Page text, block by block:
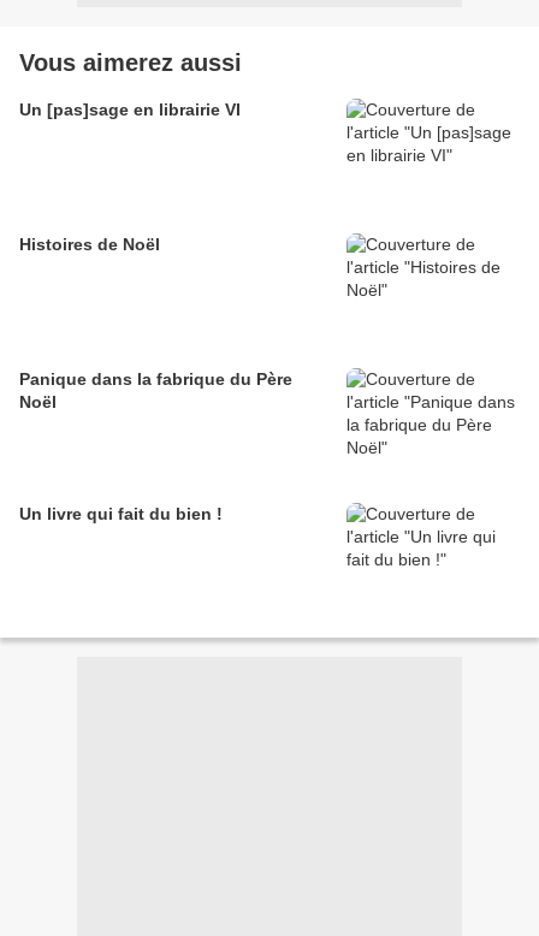
Vous aimerez aussi
Un [pas]sage en librairie VI
Histoires de Noël
Panique dans la fabrique du Père
Noël
Un livre qui fait du bien !